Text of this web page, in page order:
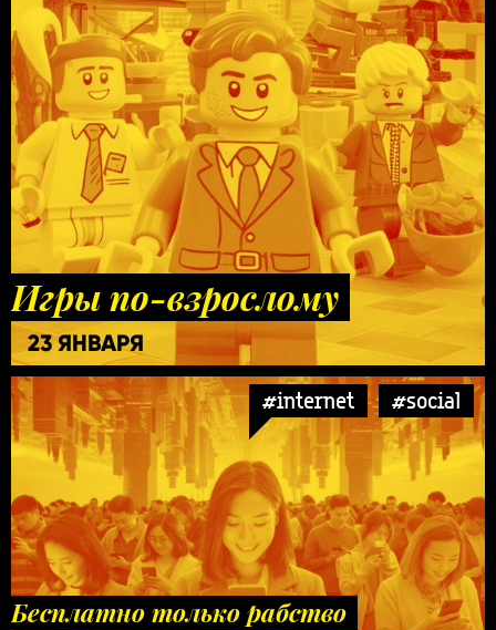
Игры по-взрослому
23 ЯНВАРЯ
#internet #social
Бесплатно только рабство